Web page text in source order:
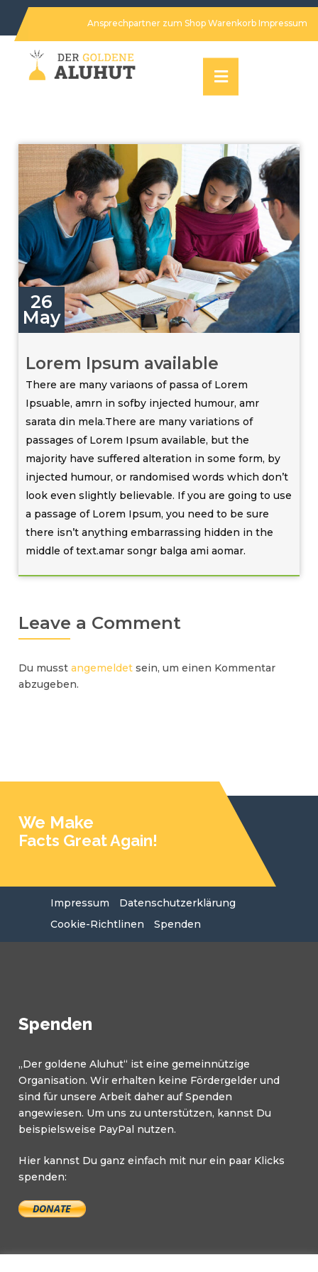
Ansprechpartner zum Shop Warenkorb Impressum
26
May
Lorem Ipsum available
There are many variaons of passa of Lorem
Ipsuable, amrn in sofby injected humour, amr
sarata din mela.There are many variations of
passages of Lorem Ipsum available, but the
majority have suffered alteration in some form, by
injected humour, or randomised words which don’t
look even slightly believable. If you are going to use
a passage of Lorem Ipsum, you need to be sure
there isn’t anything embarrassing hidden in the
middle of text.amar songr balga ami aomar.
Leave a Comment
Du musstangemeldet sein, um einen Kommentar
abzugeben.
We Make
Facts Great Again!
Impressum
Datenschutzerklärung
Cookie-Richtlinen
Spenden
Spenden
„Der goldene Aluhut“ ist eine gemeinnützige
Organisation. Wir erhalten keine Fördergelder und
sind für unsere Arbeit daher auf Spenden
angewiesen. Um uns zu unterstützen, kannst Du
beispielsweise PayPal nutzen.
Hier kannst Du ganz einfach mit nur ein paar Klicks
spenden: